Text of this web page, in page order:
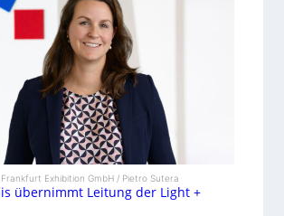
Frankfurt Exhibition GmbH / Pietro Sutera
übernimmt Leitung der Light +